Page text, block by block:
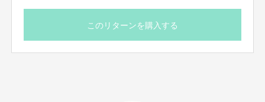
んだからさ 特別純米 ７２０ml
このリターンを購入する